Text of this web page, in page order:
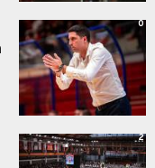
0
2